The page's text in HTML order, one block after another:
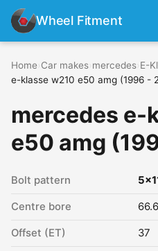
Wheel Fitment
Home Car makes mercedes E-
e-klasse w210 e50 amg (1996 -
mercedes e-
e50 amg
Bolt pattern
Centre bore
Offset (ET) 37